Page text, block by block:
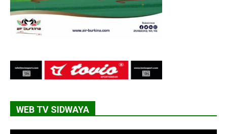
WEB TV SIDWAYA